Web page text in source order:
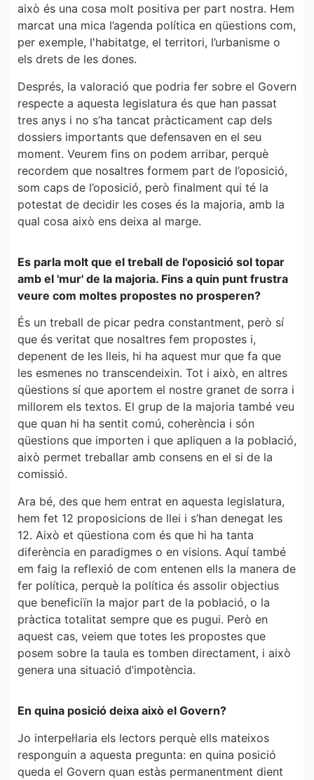
això és una cosa molt positiva per part nostra. Hem
marcat una mica l’agenda política en qüestions com,
per exemple, l'habitatge, el territori, l’urbanisme o
els drets de les dones.
Després, la valoració que podria fer sobre el Govern
respecte a aquesta legislatura és que han passat
tres anys i no s’ha tancat pràcticament cap dels
dossiers importants que defensaven en el seu
moment. Veurem fins on podem arribar, perquè
recordem que nosaltres formem part de l’oposició,
som caps de l’oposició, però finalment qui té la
potestat de decidir les coses és la majoria, amb la
qual cosa això ens deixa al marge.
Es parla molt que el treball de l'oposició sol topar
amb el 'mur' de la majoria. Fins a quin punt frustra
veure com moltes propostes no prosperen?
És un treball de picar pedra constantment, però sí
que és veritat que nosaltres fem propostes i,
depenent de les lleis, hi ha aquest mur que fa que
les esmenes no transcendeixin. Tot i això, en altres
qüestions sí que aportem el nostre granet de sorra i
millorem els textos. El grup de la majoria també veu
que quan hi ha sentit comú, coherència i són
qüestions que importen i que apliquen a la població,
això permet treballar amb consens en el si de la
comissió.
Ara bé, des que hem entrat en aquesta legislatura,
hem fet 12 proposicions de llei i s’han denegat les
12. Això et qüestiona com és que hi ha tanta
diferència en paradigmes o en visions. Aquí també
em faig la reflexió de com entenen ells la manera de
fer política, perquè la política és assolir objectius
que beneficiïn la major part de la població, o la
pràctica totalitat sempre que es pugui. Però en
aquest cas, veiem que totes les propostes que
posem sobre la taula es tomben directament, i això
genera una situació d’impotència.
En quina posició deixa això el Govern?
Jo interpel·laria els lectors perquè ells mateixos
responguin a aquesta pregunta: en quina posició
queda el Govern quan estàs permanentment dient